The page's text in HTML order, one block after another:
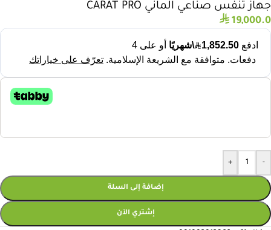
جهاز تنفس صناعي الماني CARAT PRO
⃁ 19,000.0
-
+
إضافة إلى السلة
إشتري الآن